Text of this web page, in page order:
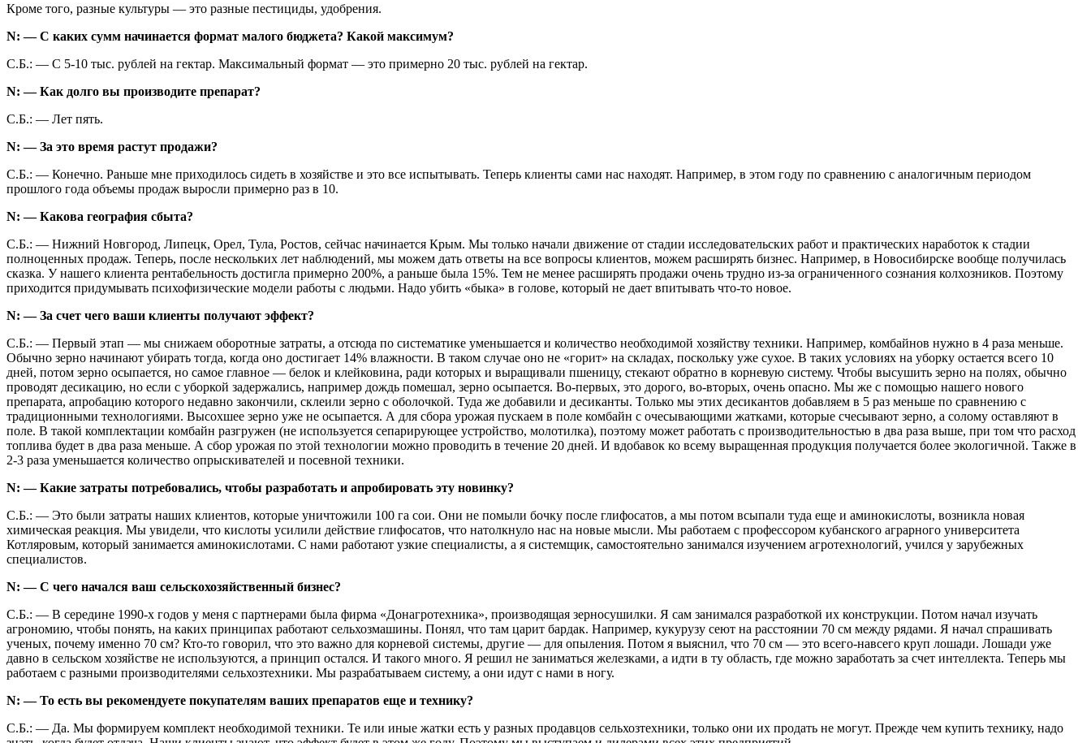
Кроме того, разные культуры — это разные пестициды, удобрения.
N: — С каких сумм начинается формат малого бюджета? Какой максимум?
С.Б.: — С 5-10 тыс. рублей на гектар. Максимальный формат — это примерно 20 тыс. рублей на гектар.
N: — Как долго вы производите препарат?
С.Б.: — Лет пять.
N: — За это время растут продажи?
С.Б.: — Конечно. Раньше мне приходилось сидеть в хозяйстве и это все испытывать. Теперь клиенты сами нас находят. Например, в этом году по сравнению с аналогичным периодом
прошлого года объемы продаж выросли примерно раз в 10.
N: — Какова география сбыта?
С.Б.: — Нижний Новгород, Липецк, Орел, Тула, Ростов, сейчас начинается Крым. Мы только начали движение от стадии исследовательских работ и практических наработок к стадии
полноценных продаж. Теперь, после нескольких лет наблюдений, мы можем дать ответы на все вопросы клиентов, можем расширять бизнес. Например, в Новосибирске вообще получилась
сказка. У нашего клиента рентабельность достигла примерно 200%, а раньше была 15%. Тем не менее расширять продажи очень трудно из-за ограниченного сознания колхозников. Поэтому
приходится придумывать психофизические модели работы с людьми. Надо убить «быка» в голове, который не дает впитывать что-то новое.
N: — За счет чего ваши клиенты получают эффект?
С.Б.: — Первый этап — мы снижаем оборотные затраты, а отсюда по систематике уменьшается и количество необходимой хозяйству техники. Например, комбайнов нужно в 4 раза меньше.
Обычно зерно начинают убирать тогда, когда оно достигает 14% влажности. В таком случае оно не «горит» на складах, поскольку уже сухое. В таких условиях на уборку остается всего 10
дней, потом зерно осыпается, но самое главное — белок и клейковина, ради которых и выращивали пшеницу, стекают обратно в корневую систему. Чтобы высушить зерно на полях, обычно
проводят десикацию, но если с уборкой задержались, например дождь помешал, зерно осыпается. Во-первых, это дорого, во-вторых, очень опасно. Мы же с помощью нашего нового
препарата, апробацию которого недавно закончили, склеили зерно с оболочкой. Туда же добавили и десиканты. Только мы этих десикантов добавляем в 5 раз меньше по сравнению с
традиционными технологиями. Высохшее зерно уже не осыпается. А для сбора урожая пускаем в поле комбайн с очесывающими жатками, которые счесывают зерно, а солому оставляют в
поле. В такой комплектации комбайн разгружен (не используется сепарирующее устройство, молотилка), поэтому может работать с производительностью в два раза выше, при том что расход
топлива будет в два раза меньше. А сбор урожая по этой технологии можно проводить в течение 20 дней. И вдобавок ко всему выращенная продукция получается более экологичной. Также в
2-3 раза уменьшается количество опрыскивателей и посевной техники.
N: — Какие затраты потребовались, чтобы разработать и апробировать эту новинку?
С.Б.: — Это были затраты наших клиентов, которые уничтожили 100 га сои. Они не помыли бочку после глифосатов, а мы потом всыпали туда еще и аминокислоты, возникла новая
химическая реакция. Мы увидели, что кислоты усилили действие глифосатов, что натолкнуло нас на новые мысли. Мы работаем с профессором кубанского аграрного университета
Котляровым, который занимается аминокислотами. С нами работают узкие специалисты, а я системщик, самостоятельно занимался изучением агротехнологий, учился у зарубежных
специалистов.
N: — С чего начался ваш сельскохозяйственный бизнес?
С.Б.: — В середине 1990-х годов у меня с партнерами была фирма «Донагротехника», производящая зерносушилки. Я сам занимался разработкой их конструкции. Потом начал изучать
агрономию, чтобы понять, на каких принципах работают сельхозмашины. Понял, что там царит бардак. Например, кукурузу сеют на расстоянии 70 см между рядами. Я начал спрашивать
ученых, почему именно 70 см? Кто-то говорил, что это важно для корневой системы, другие — для опыления. Потом я выяснил, что 70 см — это всего-навсего круп лошади. Лошади уже
давно в сельском хозяйстве не используются, а принцип остался. И такого много. Я решил не заниматься железками, а идти в ту область, где можно заработать за счет интеллекта. Теперь мы
работаем с разными производителями сельхозтехники. Мы разрабатываем систему, а они идут с нами в ногу.
N: — То есть вы рекомендуете покупателям ваших препаратов еще и технику?
С.Б.: — Да. Мы формируем комплект необходимой техники. Те или иные жатки есть у разных продавцов сельхозтехники, только они их продать не могут. Прежде чем купить технику, надо